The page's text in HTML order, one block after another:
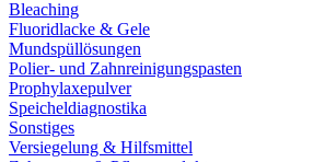
Bleaching
Fluoridlacke & Gele
Mundspüllösungen
Polier- und Zahnreinigungspasten
Prophylaxepulver
Speicheldiagnostika
Sonstiges
Versiegelung & Hilfsmittel